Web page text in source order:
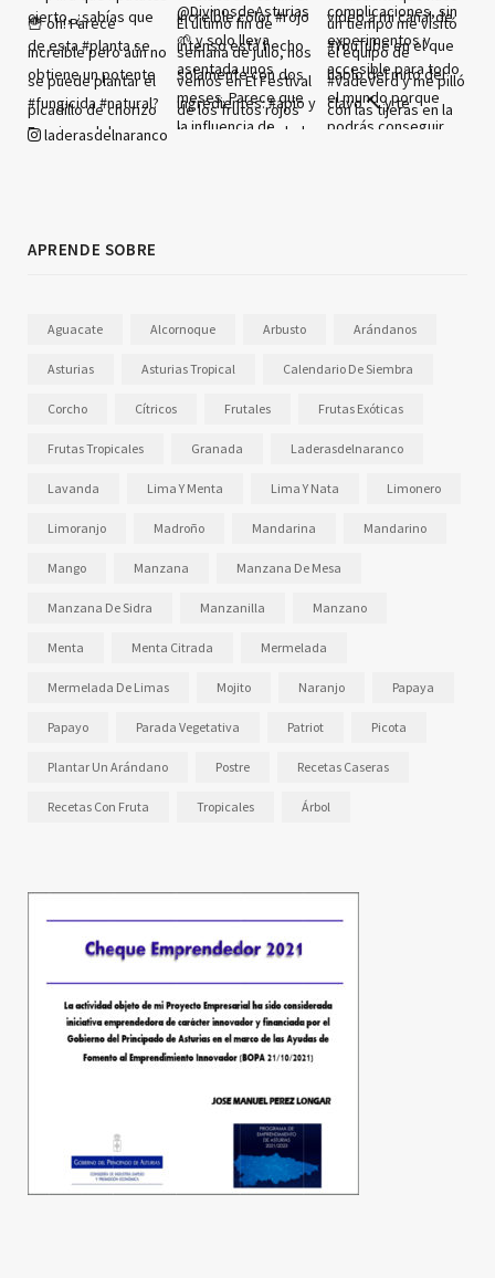
laderasdelnaranco
APRENDE SOBRE
Aguacate Alcornoque Arbusto Arándanos
Asturias Asturias Tropical Calendario De Siembra
Corcho Cítricos Frutales Frutas Exóticas
Frutas Tropicales Granada Laderasdelnaranco
Lavanda Lima Y Menta Lima Y Nata Limonero
Limoranjo Madroño Mandarina Mandarino
Mango Manzana Manzana De Mesa
Manzana De Sidra Manzanilla Manzano
Menta Menta Citrada Mermelada
Mermelada De Limas Mojito Naranjo Papaya
Papayo Parada Vegetativa Patriot Picota
Plantar Un Arándano Postre Recetas Caseras
Recetas Con Fruta Tropicales Árbol